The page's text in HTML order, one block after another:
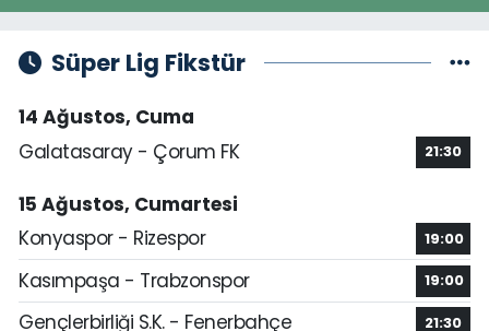
Süper Lig Fikstür
14 Ağustos, Cuma
Galatasaray - Çorum FK
21:30
15 Ağustos, Cumartesi
Konyaspor - Rizespor
19:00
Kasımpaşa - Trabzonspor 19:00
Gençlerbirliği S.K. - Fenerbahçe 21:30